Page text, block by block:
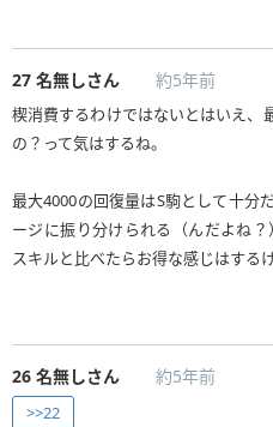
27 名無しさん 約5年前
楔消費するわけではないとはいえ、
の？って気はするね。
最大4000の回復量はS駒として十分
ージに振り分けられる（んだよね
スキルと比べたらお得な感じはするけ
26 名無しさん 約5年前
>>22